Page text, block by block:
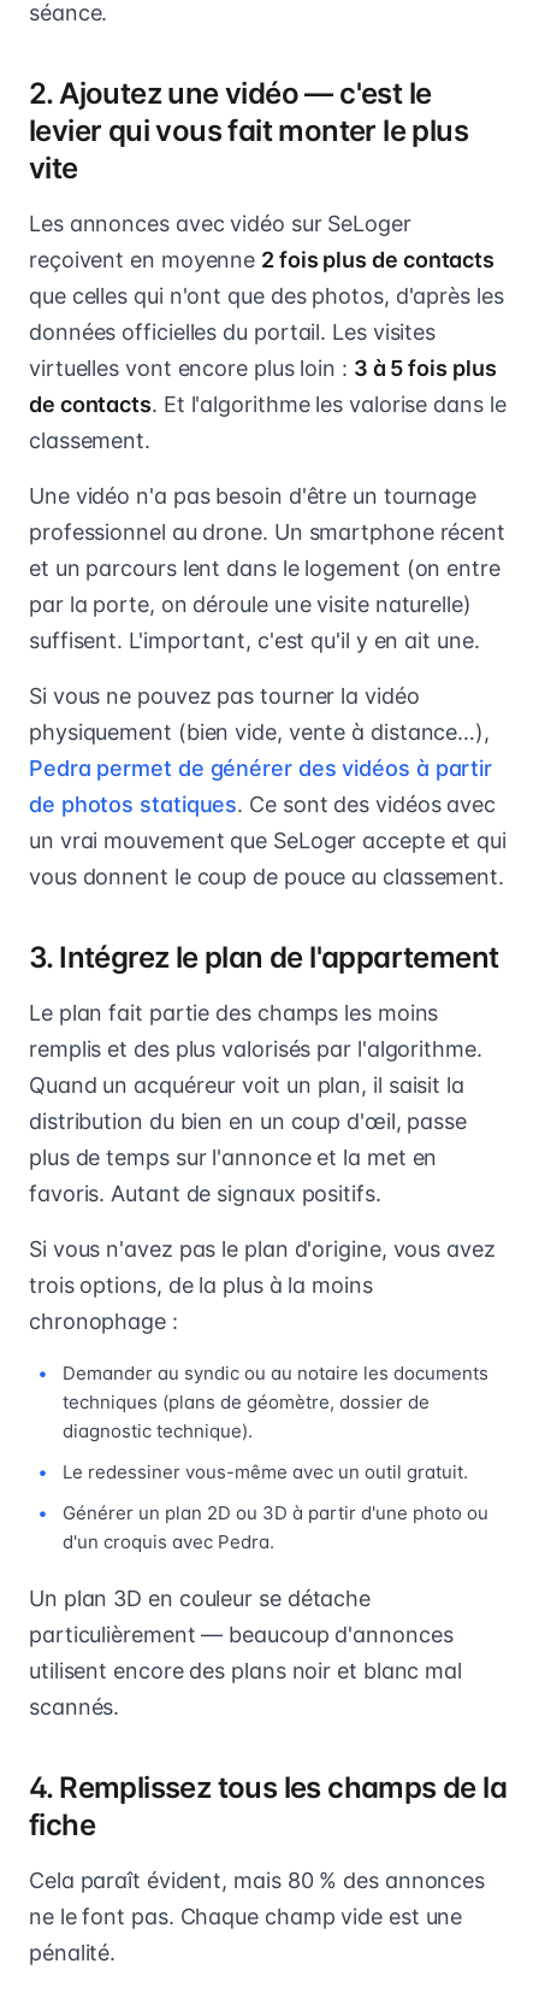
séance.
2. Ajoutez une vidéo — c'est le
levier qui vous fait monter le plus
vite
Les annonces avec vidéo sur SeLoger
reçoivent en moyenne 2 fois plus de contacts
que celles qui n'ont que des photos, d'après les
données officielles du portail. Les visites
virtuelles vont encore plus loin : 3 à 5 fois plus
de contacts. Et l'algorithme les valorise dans le
classement.
Une vidéo n'a pas besoin d'être un tournage
professionnel au drone. Un smartphone récent
et un parcours lent dans le logement (on entre
par la porte, on déroule une visite naturelle)
suffisent. L'important, c'est qu'il y en ait une.
Si vous ne pouvez pas tourner la vidéo
physiquement (bien vide, vente à distance…),
Pedra permet de générer des vidéos à partir
de photos statiques. Ce sont des vidéos avec
un vrai mouvement que SeLoger accepte et qui
vous donnent le coup de pouce au classement.
3. Intégrez le plan de l'appartement
Le plan fait partie des champs les moins
remplis et des plus valorisés par l'algorithme.
Quand un acquéreur voit un plan, il saisit la
distribution du bien en un coup d'œil, passe
plus de temps sur l'annonce et la met en
favoris. Autant de signaux positifs.
Si vous n'avez pas le plan d'origine, vous avez
trois options, de la plus à la moins
chronophage :
Demander au syndic ou au notaire les documents
techniques (plans de géomètre, dossier de
diagnostic technique).
Le redessiner vous-même avec un outil gratuit.
Générer un plan 2D ou 3D à partir d'une photo ou
d'un croquis avec Pedra.
Un plan 3D en couleur se détache
particulièrement — beaucoup d'annonces
utilisent encore des plans noir et blanc mal
scannés.
4. Remplissez tous les champs de la
fiche
Cela paraît évident, mais 80 % des annonces
ne le font pas. Chaque champ vide est une
pénalité.